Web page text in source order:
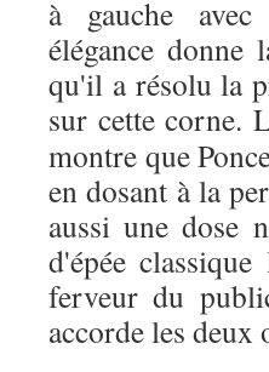
à gauche
élégance donne
qu'il a résolu la
sur cette corne.
montre que
en dosant à la
aussi une dose
d'épée
ferveur du
accorde les